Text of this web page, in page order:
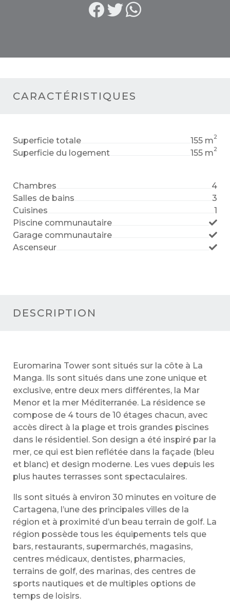
CARACTÉRISTIQUES
Superficie totale 155 m2
Superficie du logement 155 m2
Chambres
4
Salles de bains
3
Cuisines
1
Piscine communautaire
Garage communautaire
Ascenseur
DESCRIPTION
Euromarina Tower sont situés sur la côte à La
Manga. Ils sont situés dans une zone unique et
exclusive, entre deux mers différentes, la Mar
Menor et la mer Méditerranée. La résidence se
compose de 4 tours de 10 étages chacun, avec
accès direct à la plage et trois grandes piscines
dans le résidentiel. Son design a été inspiré par la
mer, ce qui est bien reflétée dans la façade (bleu
et blanc) et design moderne. Les vues depuis les
plus hautes terrasses sont spectaculaires.
Ils sont situés à environ 30 minutes en voiture de
Cartagena, l’une des principales villes de la
région et à proximité d’un beau terrain de golf. La
région possède tous les équipements tels que
bars, restaurants, supermarchés, magasins,
centres médicaux, dentistes, pharmacies,
terrains de golf, des marinas, des centres de
sports nautiques et de multiples options de
temps de loisirs.